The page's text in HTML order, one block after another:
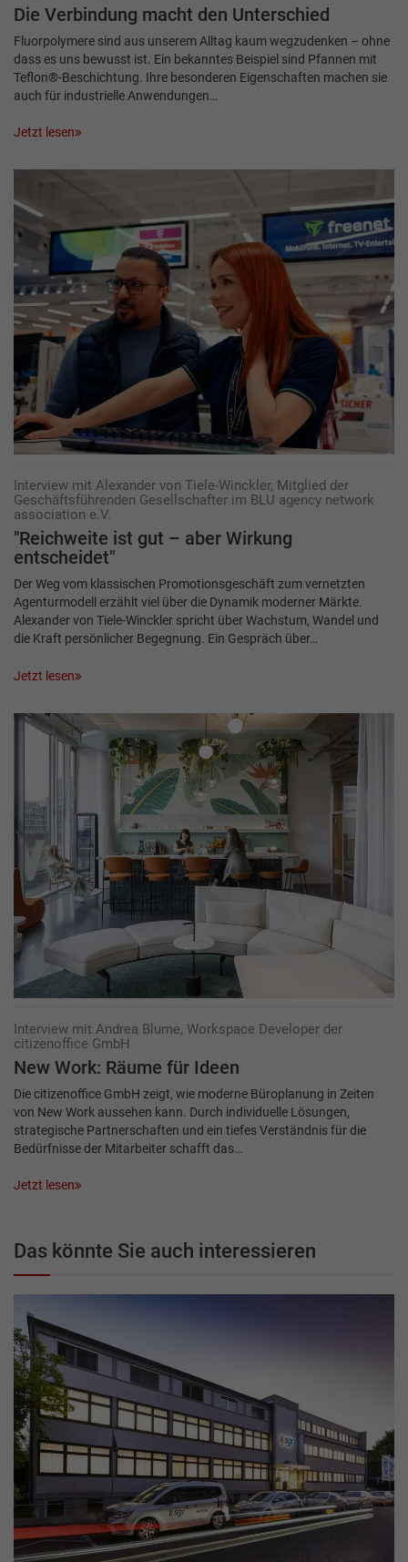
Die Verbindung macht den Unterschied
Fluorpolymere sind aus unserem Alltag kaum wegzudenken – ohne
dass es uns bewusst ist. Ein bekanntes Beispiel sind Pfannen mit
Teflon®-Beschichtung. Ihre besonderen Eigenschaften machen sie
auch für industrielle Anwendungen…
Jetzt lesen
Interview mit Alexander von Tiele-Winckler, Mitglied der
Geschäftsführenden Gesellschafter im BLU agency network
association e.V.
"Reichweite ist gut – aber Wirkung
entscheidet"
Der Weg vom klassischen Promotionsgeschäft zum vernetzten
Agenturmodell erzählt viel über die Dynamik moderner Märkte.
Alexander von Tiele-Winckler spricht über Wachstum, Wandel und
die Kraft persönlicher Begegnung. Ein Gespräch über…
Jetzt lesen
Interview mit Andrea Blume, Workspace Developer der
citizenoffice GmbH
New Work: Räume für Ideen
Die citizenoffice GmbH zeigt, wie moderne Büroplanung in Zeiten
von New Work aussehen kann. Durch individuelle Lösungen,
strategische Partnerschaften und ein tiefes Verständnis für die
Bedürfnisse der Mitarbeiter schafft das…
Jetzt lesen
Das könnte Sie auch interessieren